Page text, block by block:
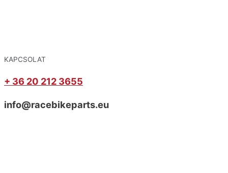
KAPCSOLAT
+ 36 20 212 3655
info@racebikeparts.eu